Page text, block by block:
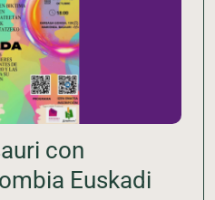
con
Euskadi